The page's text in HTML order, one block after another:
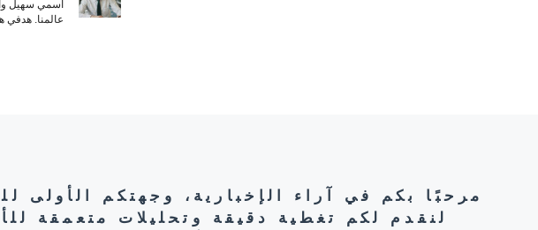
اسمي سهيل
عالمنا. هدفي
مرحبًا بكم في آراء الإخبارية، وجهتكم الأولى
لنقدم لكم تغطية دقيقة وتحليلات متعمقة